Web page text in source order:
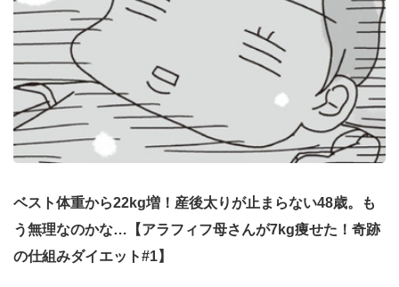
ベスト体重から22kg増！産後太りが止まらない48歳。も
う無理なのかな…【アラフィフ母さんが7kg痩せた！奇跡
の仕組みダイエット#1】